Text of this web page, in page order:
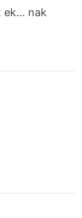
ek… nak